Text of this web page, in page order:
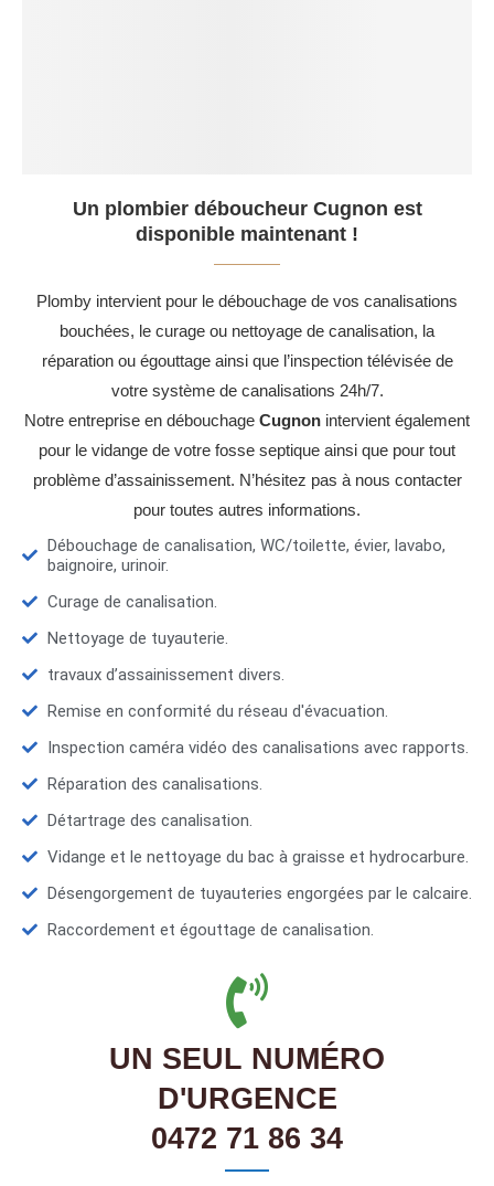
Un plombier déboucheur Cugnon est
disponible maintenant !
Plomby intervient pour le débouchage de vos canalisations
bouchées, le curage ou nettoyage de canalisation, la
réparation ou égouttage ainsi que l’inspection télévisée de
votre système de canalisations 24h/7.
Notre entreprise en débouchage Cugnon intervient également
pour le vidange de votre fosse septique ainsi que pour tout
problème d’assainissement. N’hésitez pas à nous contacter
pour toutes autres informations.
Débouchage de canalisation, WC/toilette, évier, lavabo,
baignoire, urinoir.
Curage de canalisation.
Nettoyage de tuyauterie.
travaux d’assainissement divers.
Remise en conformité du réseau d'évacuation.
Inspection caméra vidéo des canalisations avec rapports.
Réparation des canalisations.
Détartrage des canalisation.
Vidange et le nettoyage du bac à graisse et hydrocarbure.
Désengorgement de tuyauteries engorgées par le calcaire.
Raccordement et égouttage de canalisation.
UN SEUL NUMÉRO
D'URGENCE
0472 71 86 34